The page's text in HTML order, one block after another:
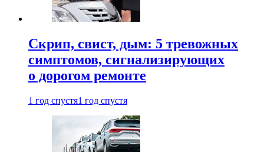
Скрип, свист, дым: 5 тревожных
симптомов, сигнализирующих
о дорогом ремонте
1 год спустя1 год спустя